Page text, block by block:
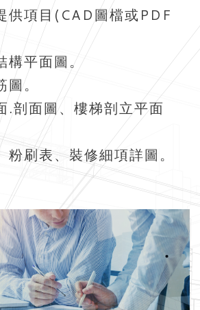
供項目(CAD圖檔或PDF
構平面圖。
。
.剖面圖、樓梯剖立平面
粉刷表、裝修細項詳圖。